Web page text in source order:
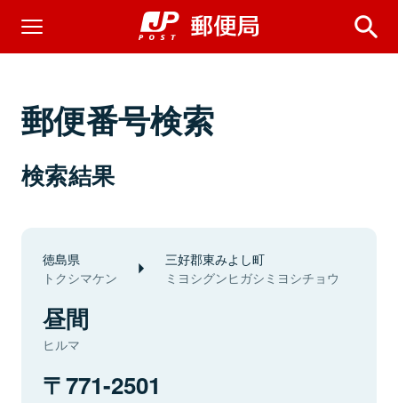
郵便番号検索
検索結果
徳島県
トクシマケン
三好郡東みよし町
ミヨシグンヒガシミヨシチョウ
昼間
ヒルマ
771-2501